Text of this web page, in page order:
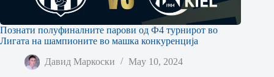
Познати полуфиналните парови од Ф4 турнирот во
Лигата на шампионите во машка конкуренција
Давид Маркоски May 10, 2024